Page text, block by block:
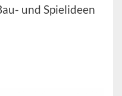
und Spielideen